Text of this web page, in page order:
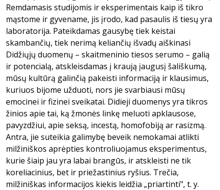
Remdamasis studijomis ir eksperimentais kaip iš tikro
mąstome ir gyvename, jis įrodo, kad pasaulis iš tiesų yra
laboratorija. Pateikdamas gausybę tiek keistai
skambančių, tiek nerimą keliančių išvadų aiškinasi
Didžiųjų duomenų – skaitmeninio tiesos serumo – galią
ir potencialą, atskleisdamas į kraują įaugusį šališkumą,
mūsų kultūrą galinčią pakeisti informaciją ir klausimus,
kuriuos bijome užduoti, nors jie svarbiausi mūsų
emocinei ir fizinei sveikatai. Didieji duomenys yra tikros
žinios apie tai, ką žmonės linkę meluoti apklausose,
pavyzdžiui, apie seksą, incestą, homofobiją ar rasizmą.
Antra, jie suteikia galimybę beveik nemokamai atlikti
milžiniškos aprėpties kontroliuojamus eksperimentus,
kurie šiaip jau yra labai brangūs, ir atskleisti ne tik
koreliacinius, bet ir priežastinius ryšius. Trečia,
milžiniškas informacijos kiekis leidžia „priartinti", t. y.